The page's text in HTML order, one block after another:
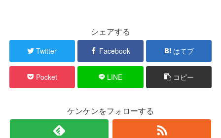
シェアする
Twitter Facebook はてブ
Pocket LINE コピー
ケンケンをフォローする